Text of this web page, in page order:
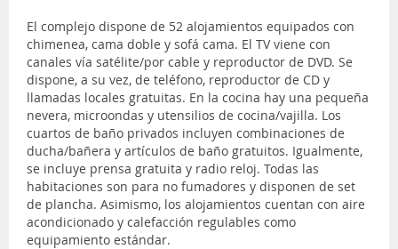
El complejo dispone de 52 alojamientos equipados con
chimenea, cama doble y sofá cama. El TV viene con
canales vía satélite/por cable y reproductor de DVD. Se
dispone, a su vez, de teléfono, reproductor de CD y
llamadas locales gratuitas. En la cocina hay una pequeña
nevera, microondas y utensilios de cocina/vajilla. Los
cuartos de baño privados incluyen combinaciones de
ducha/bañera y artículos de baño gratuitos. Igualmente,
se incluye prensa gratuita y radio reloj. Todas las
habitaciones son para no fumadores y disponen de set
de plancha. Asimismo, los alojamientos cuentan con aire
acondicionado y calefacción regulables como
equipamiento estándar.